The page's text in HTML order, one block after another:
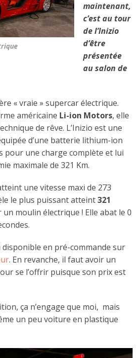
maintenant,
c’est au tour
de l’Inizio
d’être
présentée
au salon de
« vraie » supercar électrique.
américaine Li-ion Motors, elle
de rêve. L’Inizio est une
d’une batterie lithium-ion
pour une charge complète et lui
maximale de 321 Km.
une vitesse maxi de 273
le plus puissant atteint321
un moulin électrique ! Elle abat le 0
disponible en pré-commande sur
. En revanche, il faut avoir un
se l’offrir puisque son prix est
ça n’engage que moi, mais
un peu voiture en plastique